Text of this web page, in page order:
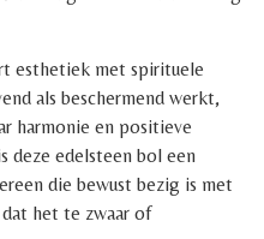
esthetiek met spirituele
als beschermend werkt,
harmonie en positieve
deze edelsteen bol een
die bewust bezig is met
het te zwaar of